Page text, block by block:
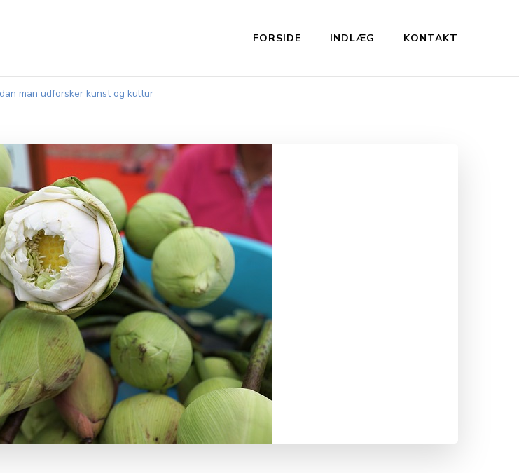
FORSIDE INDLÆG KONTAKT
man udforsker kunst og kultur